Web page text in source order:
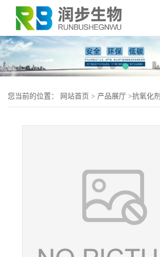
您当前的位置： 网站首页 > 产品展厅 >抗氧化剂